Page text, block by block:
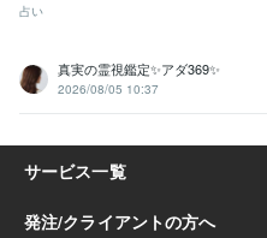
占い
真実の霊視鑑定✨アダ369✨
2026/08/05 10:37